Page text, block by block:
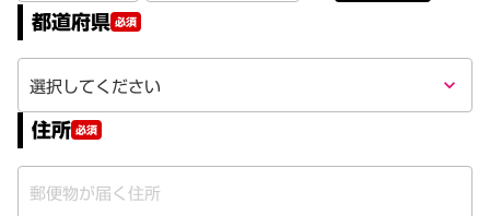
都道府県 必須
keyboard_arrow_down
住所 必須